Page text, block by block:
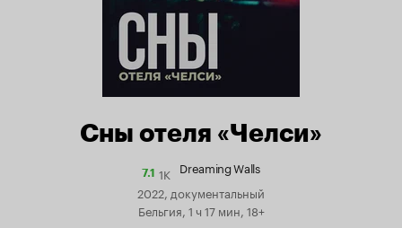
Сны отеля «Челси»
7.1Рейтинг
Кинопоиска
1K Dreaming Walls
2022, документальный
Бельгия, 1 ч 17 мин, 18+